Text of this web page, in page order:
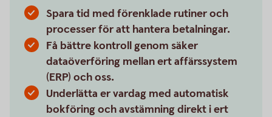
Spara tid med förenklade rutiner och
processer för att hantera betalningar.
Få bättre kontroll genom säker
dataöverföring mellan ert affärssystem
(ERP) och oss.
Underlätta er vardag med automatisk
bokföring och avstämning direkt i ert